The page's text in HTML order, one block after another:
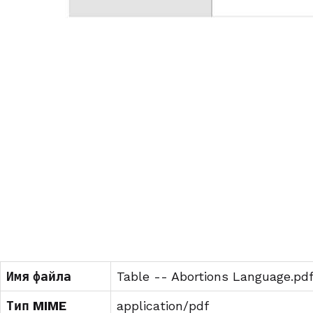
Имя файла
Table -- Abortions Language.pdf
Тип MIME
application/pdf